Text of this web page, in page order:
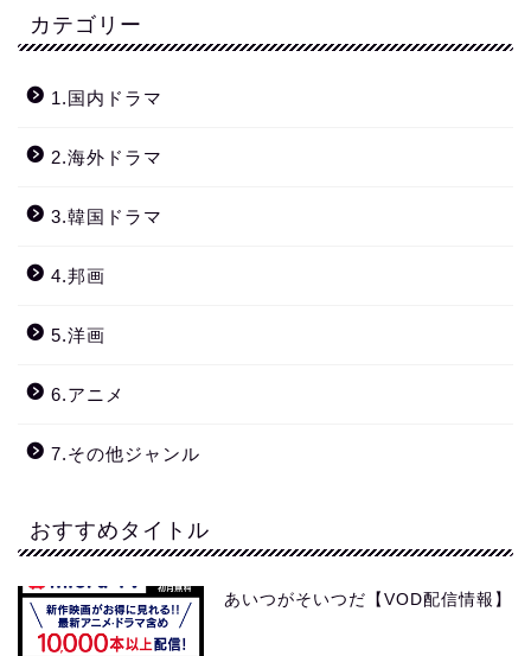
カテゴリー
1.国内ドラマ
2.海外ドラマ
3.韓国ドラマ
4.邦画
5.洋画
6.アニメ
7.その他ジャンル
おすすめタイトル
あいつがそいつだ【VOD配信情報】